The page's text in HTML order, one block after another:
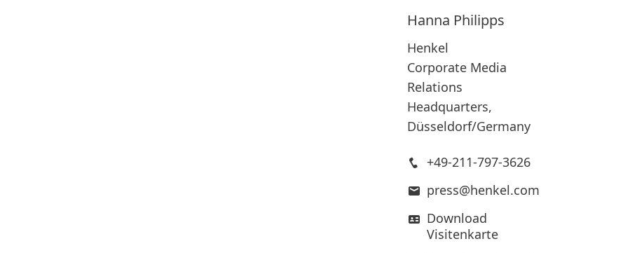
Hanna Philipps
Henkel
Corporate Media
Relations
Headquarters,
Düsseldorf/Germany
+49-211-797-3626
press@henkel.com
Download
Visitenkarte